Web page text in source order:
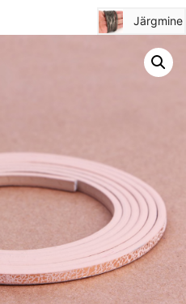
Järgmine